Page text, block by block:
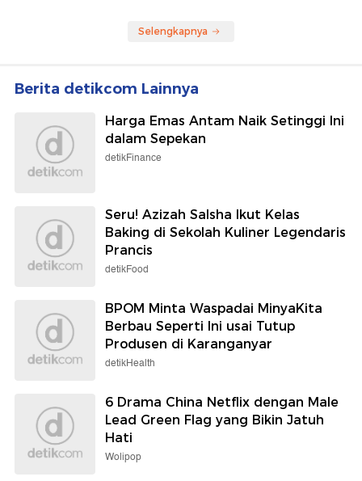
Selengkapnya
Berita detikcom Lainnya
Harga Emas Antam Naik Setinggi Ini
dalam Sepekan
detikFinance
Seru! Azizah Salsha Ikut Kelas
Baking di Sekolah Kuliner Legendaris
Prancis
detikFood
BPOM Minta Waspadai MinyaKita
Berbau Seperti Ini usai Tutup
Produsen di Karanganyar
detikHealth
6 Drama China Netflix dengan Male
Lead Green Flag yang Bikin Jatuh
Hati
Wolipop